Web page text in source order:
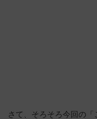
さて、そろそろ今回の